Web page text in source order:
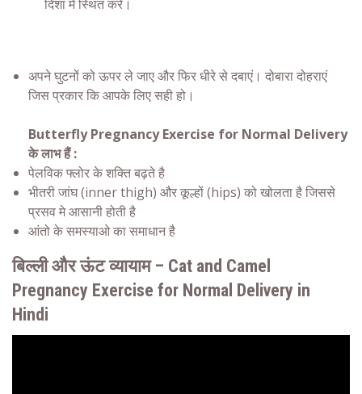
दिशा में स्थित करें।
अपने घुटनों को ऊपर ले जाए और फिर धीरे से दबाएं। दोबारा दोहराएं
जिस प्रकार कि आपके लिए सही हो।
Butterfly Pregnancy Exercise for Normal Delivery
के लाभ हैं :
पेलविक फ्लोर के शक्ति बढ़ते है
भीतरी जांघ (inner thigh) और कूल्हों (hips) को खोलता है जिससे
प्रसव मे आसानी होती है
आंतो के समस्याओ का समाधान है
बिल्ली और ऊंट व्यायाम – Cat and Camel
Pregnancy Exercise for Normal Delivery in
Hindi